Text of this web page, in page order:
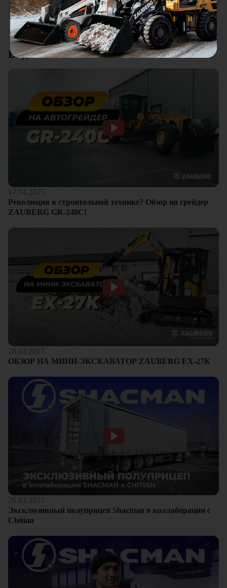
Смотреть все отзывы
клиентам.
Видеоотзывы
17.04.2025
Революция в строительной технике? Обзор на грейдер
ZAUBERG GR-240C!
28.03.2025
ОБЗОР НА МИНИ-ЭКСКАВАТОР ZAUBERG EX-27K
26.03.2025
Эксклюзивный полуприцеп Shacman в коллаборации с
Chitian